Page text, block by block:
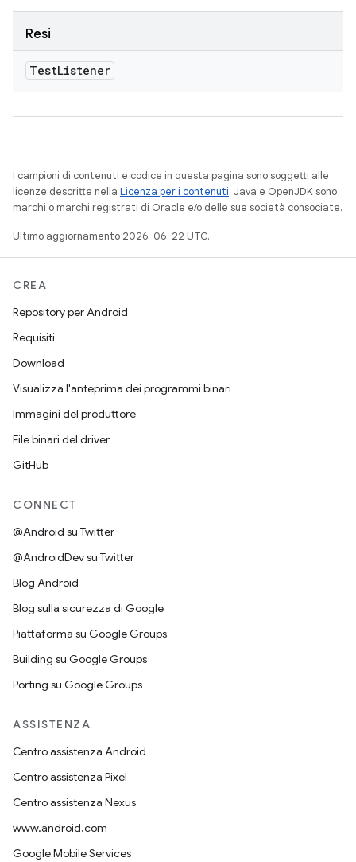
Resi
TestListener
I campioni di contenuti e codice in questa pagina sono soggetti alle
licenze descritte nella Licenza per i contenuti. Java e OpenJDK sono
marchi o marchi registrati di Oracle e/o delle sue società consociate.
Ultimo aggiornamento 2026-06-22 UTC.
CREA
Repository per Android
Requisiti
Download
Visualizza l'anteprima dei programmi binari
Immagini del produttore
File binari del driver
GitHub
CONNECT
@Android su Twitter
@AndroidDev su Twitter
Blog Android
Blog sulla sicurezza di Google
Piattaforma su Google Groups
Building su Google Groups
Porting su Google Groups
ASSISTENZA
Centro assistenza Android
Centro assistenza Pixel
Centro assistenza Nexus
www.android.com
Google Mobile Services